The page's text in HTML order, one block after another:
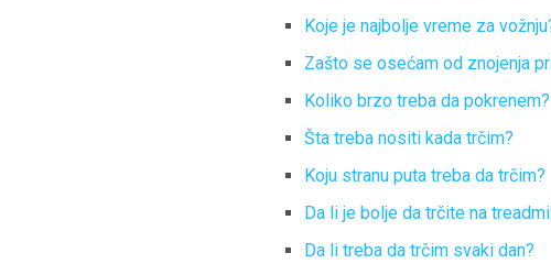
Koje je najbolje vreme za
Zašto se osećam od znojenja
Koliko brzo treba da pokrenem?
Šta treba nositi kada trčim?
Koju stranu puta treba da trčim?
Da li je bolje da trčite na
Da li treba da trčim svaki dan?